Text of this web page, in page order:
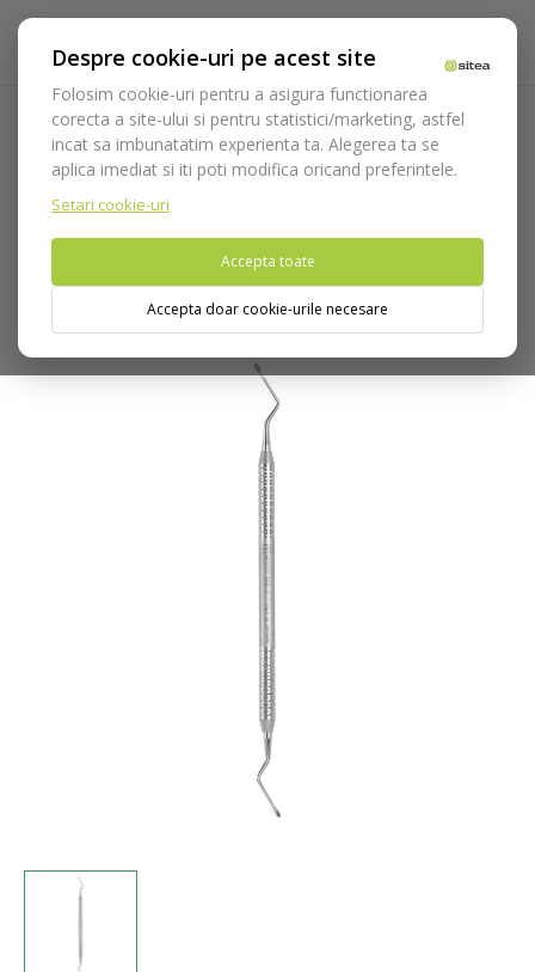
Despre cookie-uri pe acest site
Folosim cookie-uri pentru a asigura functionarea
corecta a site-ului si pentru statistici/marketing, astfel
incat sa imbunatatim experienta ta. Alegerea ta se
aplica imediat si iti poti modifica oricand preferintele.
Setari cookie-uri
Accepta toate
Accepta doar cookie-urile necesare
Acasa Instrumentar
Diagnostic, parodontologie si
restaurare
Parodontologie Pile parodontale
Pila
parodontala Hirschfeld N.3 cod 649/3-7
Nu puteti plasa comenzi din tara din care accesati website-ul
(United States).